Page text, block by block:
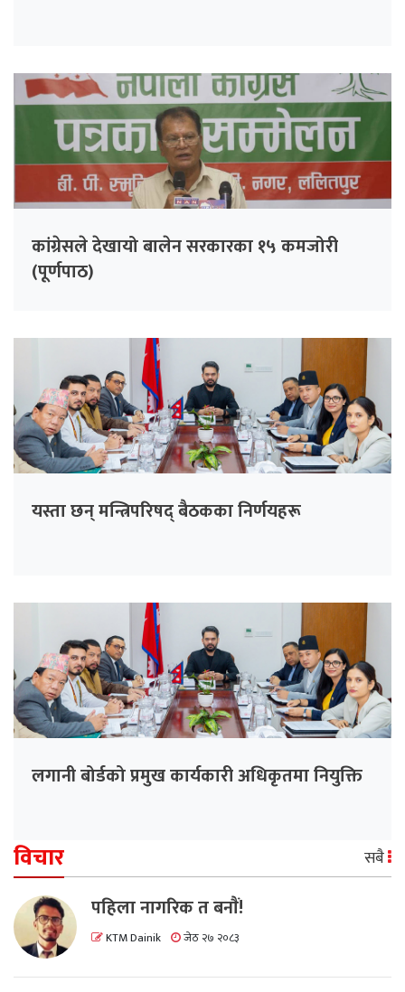
कांग्रेसले देखायो बालेन सरकारका १५ कमजोरी
(पूर्णपाठ)
यस्ता छन् मन्त्रिपरिषद् बैठकका निर्णयहरू
लगानी बोर्डको प्रमुख कार्यकारी अधिकृतमा नियुक्ति
विचार सबै
पहिला नागरिक त बनाैं!
KTM Dainik जेठ २७ २०८३